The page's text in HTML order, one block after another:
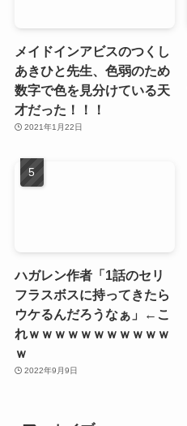
メイドインアビスのつくし
あきひと先生、色弱のため
数字で色を見分けている天
才だった！！！
2021年1月22日
ハガレン作者「1話のセリ
フラスボスに持ってきたら
ウケるんだろうなぁ」←こ
れｗｗｗｗｗｗｗｗｗｗｗ
ｗ
2022年9月9日